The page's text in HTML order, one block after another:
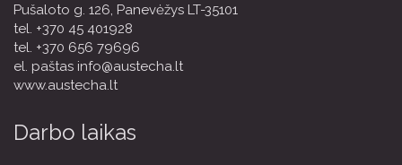
Pušaloto g. 126, Panevėžys LT-35101
tel. +370 45 401928
tel. +370 656 79696
el. paštas info@austecha.lt
www.austecha.lt
Darbo laikas